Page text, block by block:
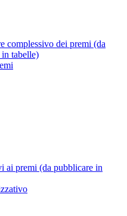
complessivo dei premi (da
tabelle)
ai premi (da pubblicare in